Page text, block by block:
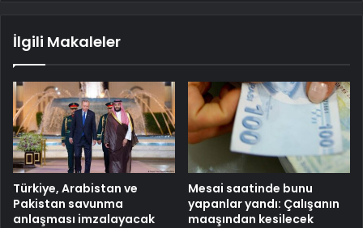
İlgili Makaleler
Türkiye, Arabistan ve
Pakistan savunma
anlaşması imzalayacak
Mesai saatinde bunu
yapanlar yandı: Çalışanın
maaşından kesilecek